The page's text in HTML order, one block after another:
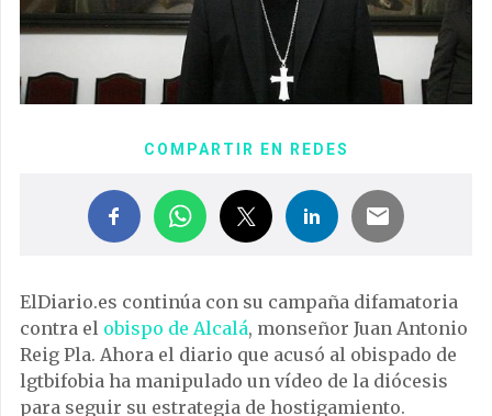
COMPARTIR EN REDES
ElDiario.es continúa con su campaña difamatoria
contra el obispo de Alcalá, monseñor Juan Antonio
Reig Pla. Ahora el diario que acusó al obispado de
lgtbifobia ha manipulado un vídeo de la diócesis
para seguir su estrategia de hostigamiento.